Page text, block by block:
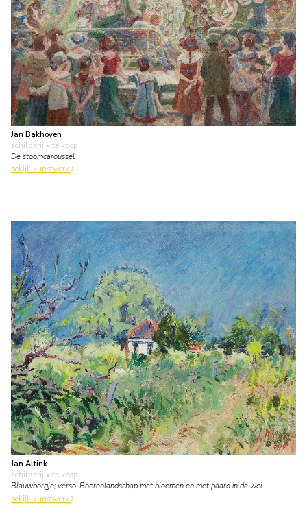
Jan Bakhoven
schilderij • te koop
De stoomcaroussel
bekijk kunstwerk
Jan Altink
schilderij • te koop
Blauwborgje; verso: Boerenlandschap met bloemen en met paard in de wei
bekijk kunstwerk